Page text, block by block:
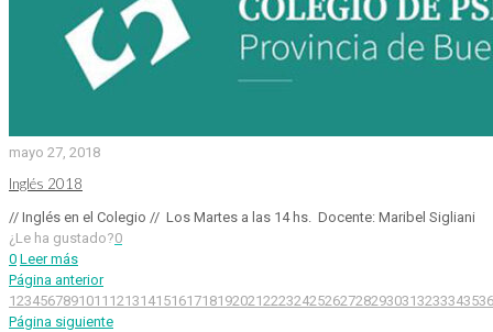
mayo 27, 2018
Inglés 2018
// Inglés en el Colegio // Los Martes a las 14 hs. Docente: Maribel Sigliani
¿Le ha gustado?0
0 Leer más
Página anterior
1234567891011 12131415161718192021222324252627282930313233343536
Página siguiente